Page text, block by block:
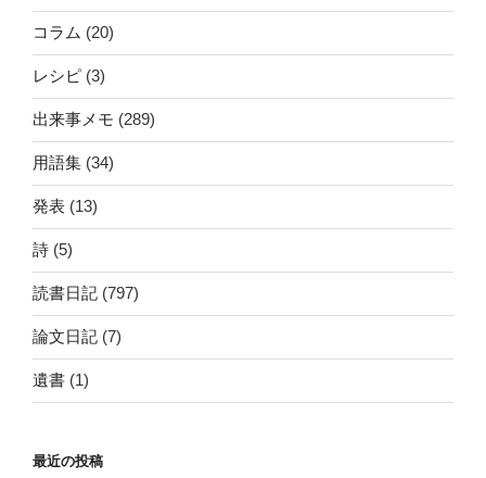
コラム (20)
レシピ (3)
出来事メモ (289)
用語集 (34)
発表 (13)
詩 (5)
読書日記 (797)
論文日記 (7)
遺書 (1)
最近の投稿